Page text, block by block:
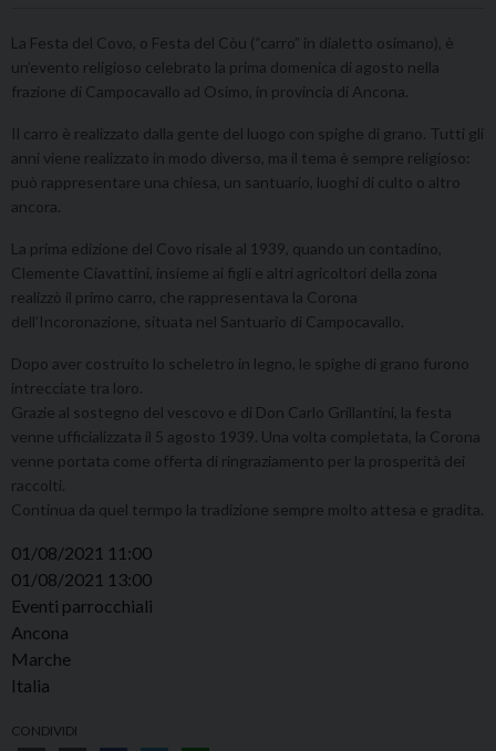
La Festa del Covo, o Festa del Còu (“carro” in dialetto osimano), è
un’evento religioso celebrato la prima domenica di agosto nella
frazione di Campocavallo ad Osimo, in provincia di Ancona.
Il carro è realizzato dalla gente del luogo con spighe di grano. Tutti gli
anni viene realizzato in modo diverso, ma il tema è sempre religioso:
può rappresentare una chiesa, un santuario, luoghi di culto o altro
ancora.
La prima edizione del Covo risale al 1939, quando un contadino,
Clemente Ciavattini, insieme ai figli e altri agricoltori della zona
realizzò il primo carro, che rappresentava la Corona
dell’Incoronazione, situata nel Santuario di Campocavallo.
Dopo aver costruito lo scheletro in legno, le spighe di grano furono
intrecciate tra loro.
Grazie al sostegno del vescovo e di Don Carlo Grillantini, la festa
venne ufficializzata il 5 agosto 1939. Una volta completata, la Corona
venne portata come offerta di ringraziamento per la prosperità dei
raccolti.
Continua da quel termpo la tradizione sempre molto attesa e gradita.
01/08/2021 11:00
01/08/2021 13:00
Eventi parrocchiali
Ancona
Marche
Italia
CONDIVIDI